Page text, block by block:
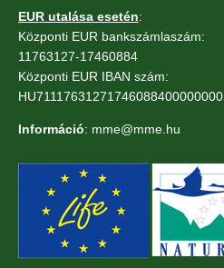
EUR utalása esetén:
Központi EUR bankszámlaszám:
11763127-17460884
Központi EUR IBAN szám:
HU71117631271746088400000000
Információ: mme@mme.hu